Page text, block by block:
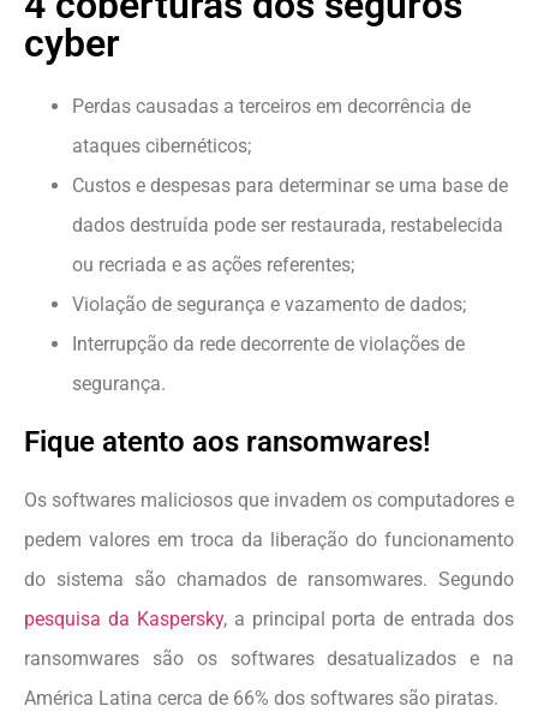
cyber
Perdas causadas a terceiros em decorrência de
ataques cibernéticos;
Custos e despesas para determinar se uma base de
dados destruída pode ser restaurada, restabelecida
ou recriada e as ações referentes;
Violação de segurança e vazamento de dados;
Interrupção da rede decorrente de violações de
segurança.
Fique atento aos ransomwares!
Os softwares maliciosos que invadem os computadores e
pedem valores em troca da liberação do funcionamento
do sistema são chamados de ransomwares. Segundo
pesquisa da Kaspersky, a principal porta de entrada dos
ransomwares são os softwares desatualizados e na
América Latina cerca de 66% dos softwares são piratas.